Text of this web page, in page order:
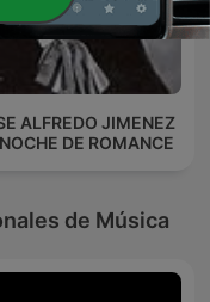
ALFREDO JIMENEZ
DE ROMANCE
de Música